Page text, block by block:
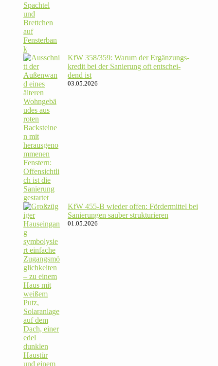
KfW 358/​359: Warum der Ergän­zungs­
kredit bei der Sanie­rung oft ent­schei­
dend ist
03.05.2026
KfW 455‑B wieder offen: För­der­mittel bei
Sanie­rungen sauber strukturieren
01.05.2026